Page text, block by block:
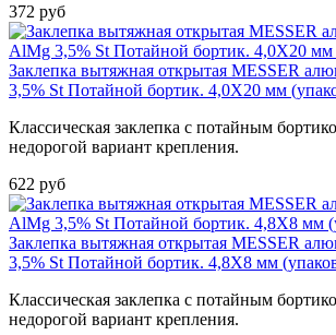
372 руб
Заклепка вытяжная открытая MESSER
3,5% St Потайной бортик. 4,0X20 мм
Классическая заклепка с потайным
недорогой вариант крепления.
622 руб
Заклепка вытяжная открытая MESSER
3,5% St Потайной бортик. 4,8X8 мм
Классическая заклепка с потайным
недорогой вариант крепления.